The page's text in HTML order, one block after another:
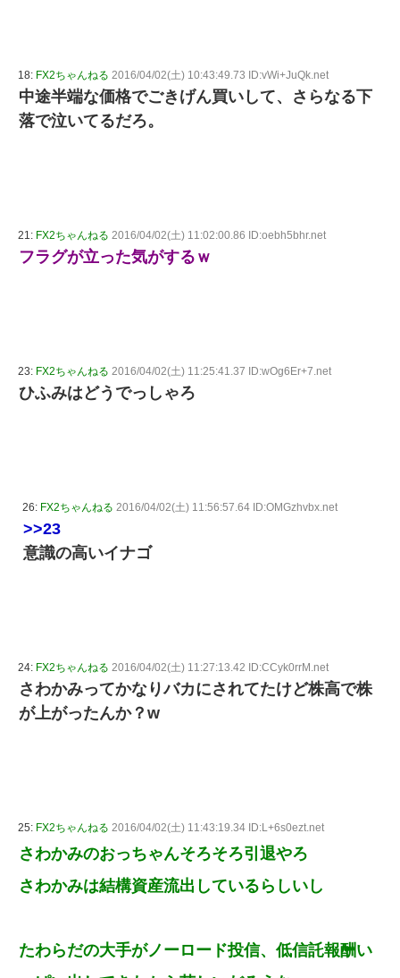
18: FX2ちゃんねる 2016/04/02(土) 10:43:49.73 ID:vWi+JuQk.net
中途半端な価格でごきげん買いして、さらなる下
落で泣いてるだろ。
21: FX2ちゃんねる 2016/04/02(土) 11:02:00.86 ID:oebh5bhr.net
フラグが立った気がするｗ
23: FX2ちゃんねる 2016/04/02(土) 11:25:41.37 ID:wOg6Er+7.net
ひふみはどうでっしゃろ
26: FX2ちゃんねる 2016/04/02(土) 11:56:57.64 ID:OMGzhvbx.net
>>23
意識の高いイナゴ
24: FX2ちゃんねる 2016/04/02(土) 11:27:13.42 ID:CCyk0rrM.net
さわかみってかなりバカにされてたけど株高で株
が上がったんか？w
25: FX2ちゃんねる 2016/04/02(土) 11:43:19.34 ID:L+6s0ezt.net
さわかみのおっちゃんそろそろ引退やろ
さわかみは結構資産流出しているらしいし
たわらだの大手がノーロード投信、低信託報酬い